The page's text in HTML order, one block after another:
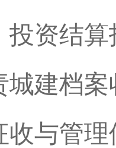
投资结
城建档
收与管理